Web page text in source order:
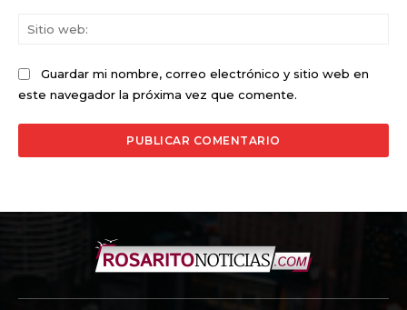
Guardar mi nombre, correo electrónico y sitio web en
este navegador la próxima vez que comente.